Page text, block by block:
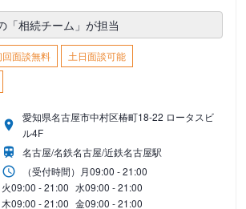
「相続チーム」が担当
回面談無料
土日面談可能
愛知県名古屋市中村区椿町18-22 ロータスビ
ル4F
名古屋/名鉄名古屋/近鉄名古屋駅
（受付時間） 月09:00 - 21:00
火09:00 - 21:00 水09:00 - 21:00
木09:00 - 21:00 金09:00 - 21:00